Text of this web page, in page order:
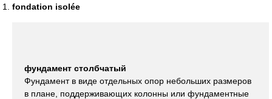
fondation isolée
фундамент столбчатый
Фундамент в виде отдельных опор небольших размеров
в плане, поддерживающих колонны или фундаментные